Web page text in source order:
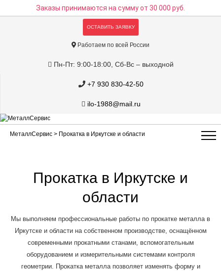
Заказы принимаются на суммуот 30 000 руб.
ОСТАВИТЬ ЗАЯВКУ
Работаем по всей России
Пн-Пт: 9:00-18:00, Сб-Вс – выходной
+7 930 830-42-50
ilo-1988@mail.ru
МеталлСервис > Прокатка в Иркутске и области
Прокатка в Иркутске и
области
Мы выполняем профессиональные работы по прокатке металла в
Иркутске и области на собственном производстве, оснащённом
современными прокатными станами, вспомогательным
оборудованием и измерительными системами контроля
геометрии. Прокатка металла позволяет изменять форму и